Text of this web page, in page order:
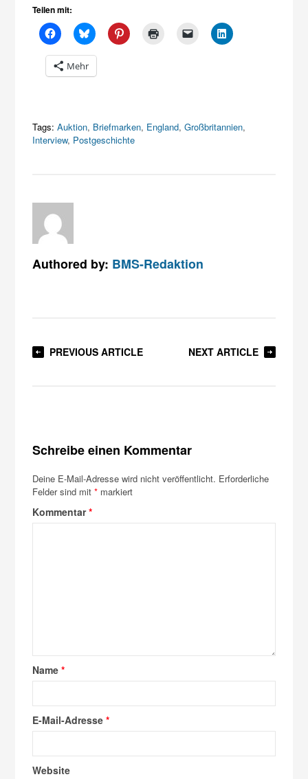
Teilen mit:
Mehr
Tags: Auktion, Briefmarken, England,Großbritannien,
Interview, Postgeschichte
Authored by: BMS-Redaktion
PREVIOUS ARTICLE NEXT ARTICLE
Schreibe einen Kommentar
Deine E-Mail-Adresse wird nicht veröffentlicht. Erforderliche
Felder sind mit* markiert
Kommentar*
Name*
E-Mail-Adresse*
Website